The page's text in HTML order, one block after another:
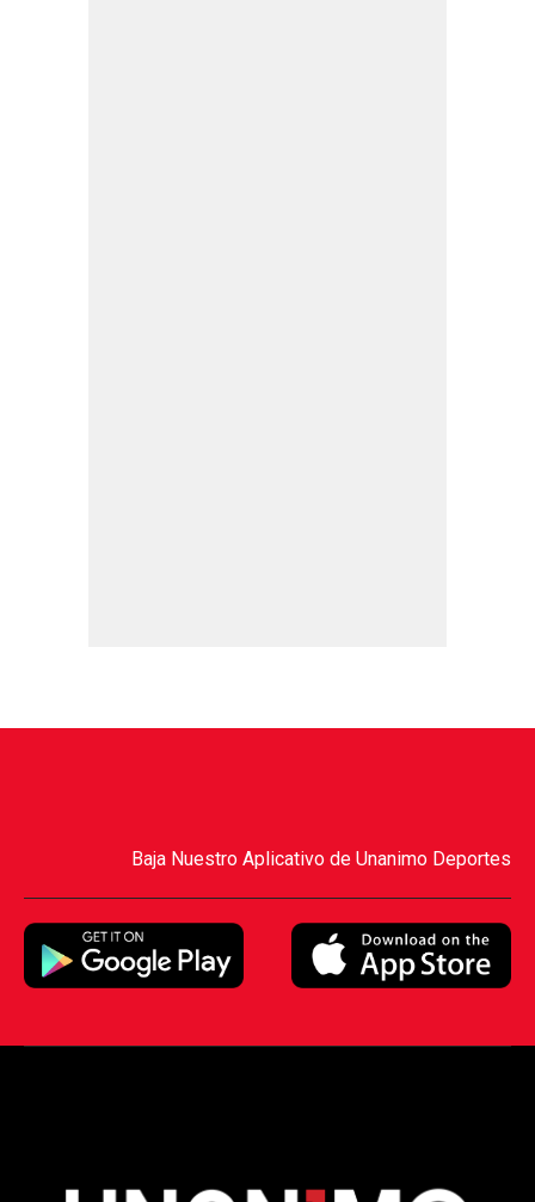
Baja Nuestro Aplicativo de Unanimo Deportes